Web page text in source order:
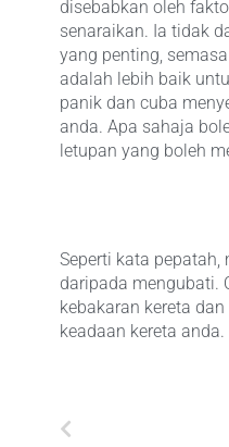
disebabkan oleh
senaraikan. Ia tidak
yang penting,
adalah lebih baik
panik dan cuba
anda. Apa sahaja
letupan yang boleh
Seperti kata pepatah,
daripada mengubati.
kebakaran kereta
keadaan kereta anda.